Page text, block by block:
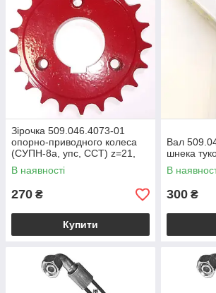
Зірочка 509.046.4073-01
опорно-приводного колеса
(СУПН-8а, упс, ССТ) z=21,
d=40
В наявності
270 ₴
Купити
Вал
шнека
В
300 ₴